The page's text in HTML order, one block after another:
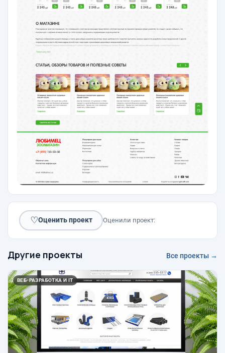
♡Оценить проект Оценили проект:
Другие проекты Все проекты →
ВЕБ-РАЗРАБОТКА И IT